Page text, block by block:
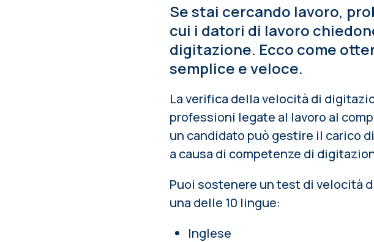
Se stai cercando lavoro,
cui i datori di lavoro
digitazione. Ecco come
semplice e veloce.
La verifica della velocità di
professioni legate al lavoro al
un candidato può gestire il carico
a causa di competenze di
Puoi sostenere un test di velocità
una delle 10 lingue:
Inglese